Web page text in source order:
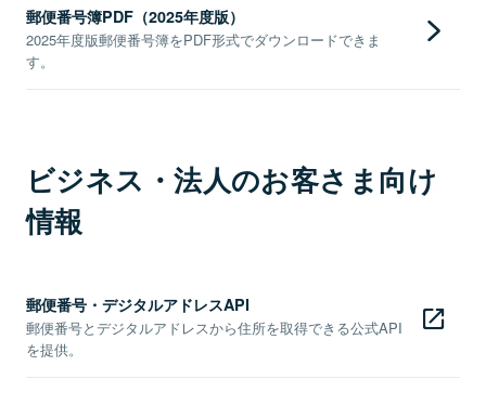
郵便番号簿PDF（2025年度版）
2025年度版郵便番号簿をPDF形式でダウンロードできま
す。
ビジネス・法人のお客さま向け
情報
郵便番号・デジタルアドレスAPI
郵便番号とデジタルアドレスから住所を取得できる公式API
を提供。